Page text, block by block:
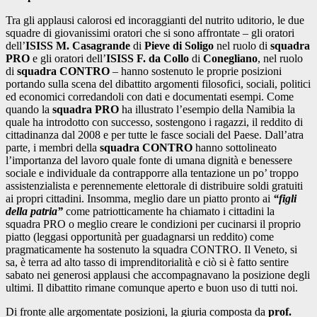
Tra gli applausi calorosi ed incoraggianti del nutrito uditorio, le due
squadre di giovanissimi oratori che si sono affrontate – gli oratori
dell’ISISS M. Casagrande di Pieve di Soligo nel ruolo di squadra
PRO e gli oratori dell’ISISS F. da Collo di Conegliano, nel ruolo
di squadra CONTRO – hanno sostenuto le proprie posizioni
portando sulla scena del dibattito argomenti filosofici, sociali, politici
ed economici corredandoli con dati e documentati esempi. Come
quando la squadra PRO ha illustrato l’esempio della Namibia la
quale ha introdotto con successo, sostengono i ragazzi, il reddito di
cittadinanza dal 2008 e per tutte le fasce sociali del Paese. Dall’atra
parte, i membri della squadra CONTRO hanno sottolineato
l’importanza del lavoro quale fonte di umana dignità e benessere
sociale e individuale da contrapporre alla tentazione un po’ troppo
assistenzialista e perennemente elettorale di distribuire soldi gratuiti
ai propri cittadini. Insomma, meglio dare un piatto pronto ai “figli
della patria” come patriotticamente ha chiamato i cittadini la
squadra PRO o meglio creare le condizioni per cucinarsi il proprio
piatto (leggasi opportunità per guadagnarsi un reddito) come
pragmaticamente ha sostenuto la squadra CONTRO. Il Veneto, si
sa, è terra ad alto tasso di imprenditorialità e ciò si è fatto sentire
sabato nei generosi applausi che accompagnavano la posizione degli
ultimi. Il dibattito rimane comunque aperto e buon uso di tutti noi.
Di fronte alle argomentate posizioni, la giuria composta da prof.